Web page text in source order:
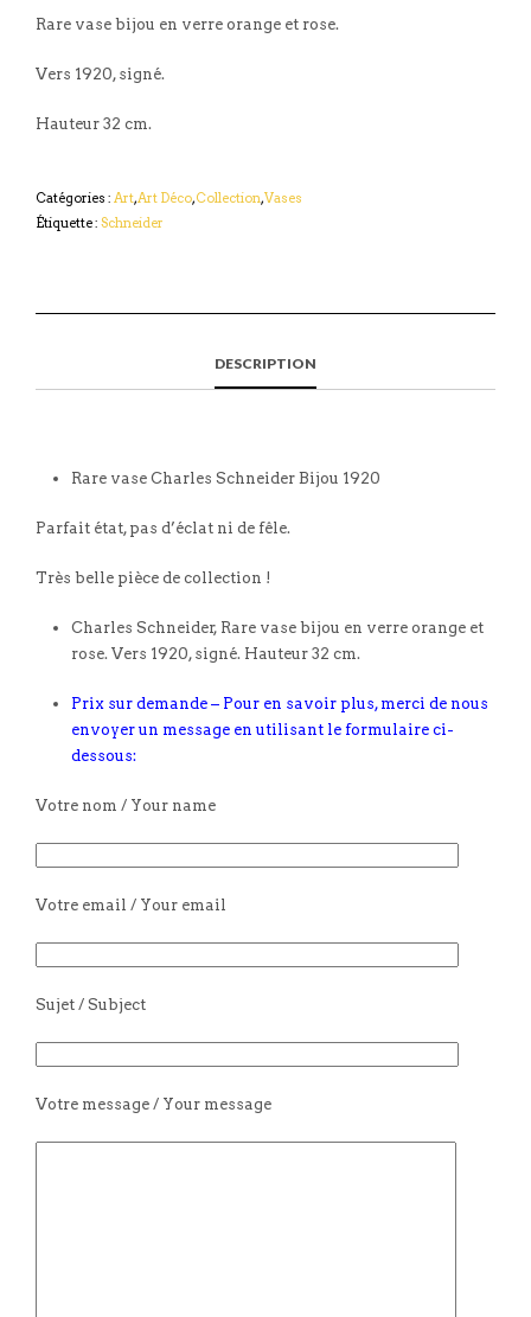
Rare vase bijou en verre orange et rose.
Vers 1920, signé.
Hauteur 32 cm.
Catégories : Art,Art Déco,Collection,Vases
Étiquette : Schneider
DESCRIPTION
Rare vase Charles Schneider Bijou 1920
Parfait état, pas d’éclat ni de fêle.
Très belle pièce de collection !
Charles Schneider, Rare vase bijou en verre orange et
rose. Vers 1920, signé. Hauteur 32 cm.
Prix sur demande – Pour en savoir plus, merci de nous
envoyer un message en utilisant le formulaire ci-
dessous:
Votre nom / Your name
Votre email / Your email
Sujet / Subject
Votre message / Your message